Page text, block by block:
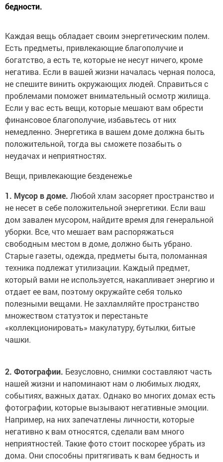
бедности.
Каждая вещь обладает своим энергетическим полем.
Есть предметы, привлекающие благополучие и
богатство, а есть те, которые не несут ничего, кроме
негатива. Если в вашей жизни началась черная полоса,
не спешите винить окружающих людей. Справиться с
проблемами поможет внимательный осмотр жилища.
Если у вас есть вещи, которые мешают вам обрести
финансовое благополучие, избавьтесь от них
немедленно. Энергетика в вашем доме должна быть
положительной, тогда вы сможете позабыть о
неудачах и неприятностях.
Вещи, привлекающие безденежье
1. Мусор в доме. Любой хлам засоряет пространство и
не несет в себе положительной энергетики. Если ваш
дом завален мусором, найдите время для генеральной
уборки. Все, что мешает вам распоряжаться
свободным местом в доме, должно быть убрано.
Старые газеты, одежда, предметы быта, поломанная
техника подлежат утилизации. Каждый предмет,
который вами не используется, накапливает энергию и
отдает ее вам, поэтому окружайте себя только
полезными вещами. Не захламляйте пространство
множеством статуэток и перестаньте
«коллекционировать» макулатуру, бутылки, битые
чашки.
2. Фотографии. Безусловно, снимки составляют часть
нашей жизни и напоминают нам о любимых людях,
событиях, важных датах. Однако во многих домах есть
фотографии, которые вызывают негативные эмоции.
Например, на них запечатлены личности, которые
негативно к вам относятся, сделали вам много
неприятностей. Такие фото стоит поскорее убрать из
дома. Они способны притягивать к вам бедность и